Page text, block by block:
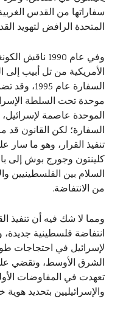
سفاراتها من القدس
المتحدة الرافض لتهويد
وفي عام 1990
الأمريكية من تل أبيب
السفارة
موحدة تحت السلطة
الموحدة عاصمة لإسرائيل،
السفارة؛ لكن القانون قد
تنفيذ القرار، وهو ما سار
كلينتون وجورج بوش إلى
السلام بين الفلسطينيين
من الانتفاضة.
ومما لا شك فيه أن تنفيذ
انتفاضة فلسطينية
لإسرائيل في احتجاجات
الشرق الأوسط، وتقضي
تعهدت في المفاوضات
والإسرائيليين بتحديد